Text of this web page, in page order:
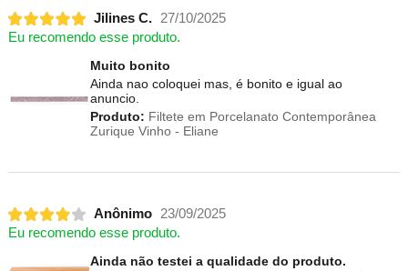
Jilines C. 27/10/2025
Eu recomendo esse produto.
Muito bonito
Ainda nao coloquei mas, é bonito e igual ao
anuncio.
Produto: Filtete em Porcelanato Contemporânea
Zurique Vinho - Eliane
Anônimo 23/09/2025
Eu recomendo esse produto.
Ainda não testei a qualidade do produto.